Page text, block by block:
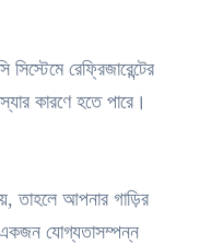
রেফ্রিজারেন্টের
কারণে হতে পারে।
তাহলে আপনার গাড়ির
একজন যোগ্যতাসম্পন্ন